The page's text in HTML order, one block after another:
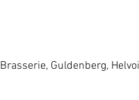
Guldenberg,